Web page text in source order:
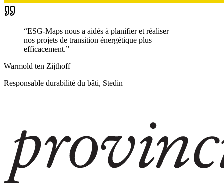
“ESG-Maps nous a aidés à planifier et réaliser
nos projets de transition énergétique plus
efficacement.”
Warmold ten Zijthoff
Responsable durabilité du bâti, Stedin